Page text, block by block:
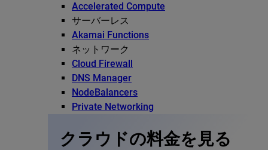
Accelerated Compute
サーバーレス
Akamai Functions
ネットワーク
Cloud Firewall
DNS Manager
NodeBalancers
Private Networking
クラウドの料金を見る